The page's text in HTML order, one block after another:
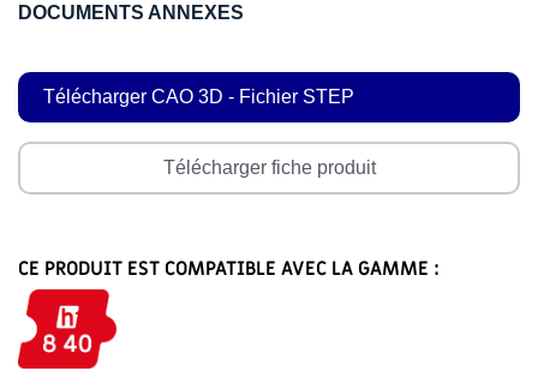
DOCUMENTS ANNEXES
Télécharger CAO 3D - Fichier STEP
Télécharger fiche produit
CE PRODUIT EST COMPATIBLE AVEC LA GAMME :